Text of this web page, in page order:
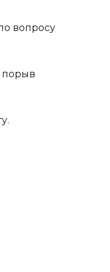
вопросу
порыв